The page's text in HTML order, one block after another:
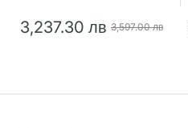
3,237.30 лв 3,597.00 лв